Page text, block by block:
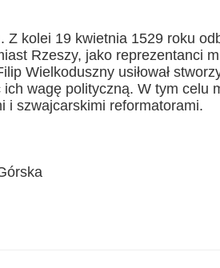
kolei 19 kwietnia 1529 roku
Rzeszy, jako reprezentanci
Wielkoduszny usiłował
wagę polityczną. W tym celu
i szwajcarskimi reformatorami.